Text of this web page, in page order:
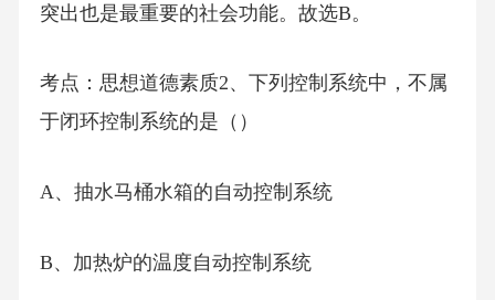
突出也是最重要的社会功能。故选B。
考点：思想道德素质2、下列控制系统中，不属
于闭环控制系统的是（）
A、抽水马桶水箱的自动控制系统
B、加热炉的温度自动控制系统